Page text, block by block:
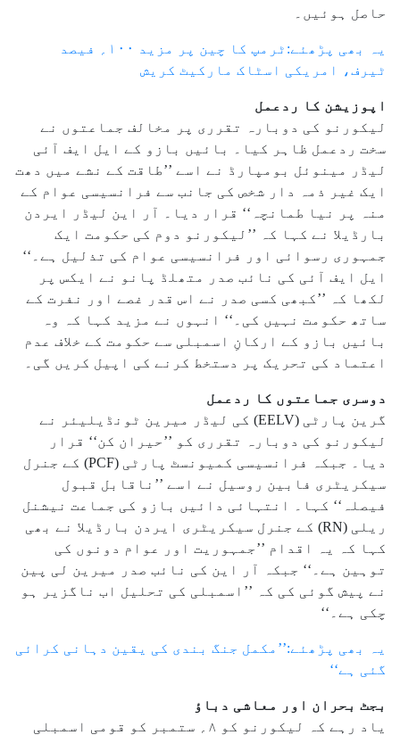
حاصل ہوئیں۔
یہ بھی پڑھئے:ٹرمپ کا چین پر مزید ۱۰۰؍ فیصد
ٹیرف، امریکی اسٹاک مارکیٹ کریش
اپوزیشن کا ردعمل
لیکورنو کی دوبارہ تقرری پر مخالف جماعتوں نے
سخت ردعمل ظاہر کیا۔ بائیں بازو کے ایل ایف آئی
لیڈر مینوئل بومپارڈ نے اسے ’’طاقت کے نشے میں دھت
ایک غیر ذمہ دار شخص کی جانب سے فرانسیسی عوام کے
منہ پر نیا طمانچہ‘‘ قرار دیا۔ آر این لیڈر ایردن
بارڈیلا نے کہا کہ ’’لیکورنو دوم کی حکومت ایک
جمہوری رسوائی اور فرانسیسی عوام کی تذلیل ہے۔‘‘
ایل ایف آئی کی نائب صدر متھلڈ پانو نے ایکس پر
لکھا کہ ’’کبھی کسی صدر نے اس قدر غصے اور نفرت کے
ساتھ حکومت نہیں کی۔‘‘ انہوں نے مزید کہا کہ وہ
بائیں بازو کے ارکانِ اسمبلی سے حکومت کے خلاف عدم
اعتماد کی تحریک پر دستخط کرنے کی اپیل کریں گی۔
دوسری جماعتوں کا ردعمل
گرین پارٹی (EELV) کی لیڈر میرین ٹونڈیلیئر نے
لیکورنو کی دوبارہ تقرری کو ’’حیران کن‘‘ قرار
دیا۔ جبکہ فرانسیسی کمیونسٹ پارٹی (PCF) کے جنرل
سیکریٹری فابین روسیل نے اسے ’’ناقابل قبول
فیصلہ‘‘ کہا۔ انتہائی دائیں بازو کی جماعت نیشنل
ریلی (RN) کے جنرل سیکریٹری ایردن بارڈیلا نے بھی
کہا کہ یہ اقدام ’’جمہوریت اور عوام دونوں کی
توہین ہے۔‘‘ جبکہ آر این کی نائب صدر میرین لی پین
نے پیش گوئی کی کہ ’’اسمبلی کی تحلیل اب ناگزیر ہو
چکی ہے۔‘‘
یہ بھی پڑھئے:’’مکمل جنگ بندی کی یقین دہانی کرائی
گئی ہے‘‘
بجٹ بحران اور معاشی دباؤ
یاد رہے کہ لیکورنو کو ۸؍ ستمبر کو قومی اسمبلی